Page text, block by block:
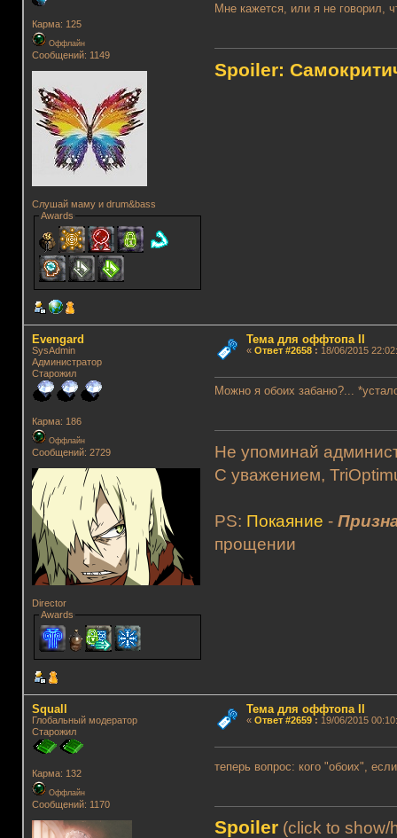
Карма: 125
Оффлайн
Сообщений: 1149
Слушай маму и drum&bass
Awards
Мне кажется, или я не говорил,
Spoiler:
Evengard
SysAdmin
Администратор
Старожил
Карма: 186
Оффлайн
Сообщений: 2729
Director
Awards
Тема для оффтопа II
« Ответ #2658: 18/06/2015
Можно я обоих забаню?...
Не упоминай
С уважением,
PS: Покаяние -
прощении
Squall
Глобальный модератор
Старожил
Карма: 132
Оффлайн
Сообщений: 1170
Тема для оффтопа II
« Ответ #2659: 19/06/2015
теперь вопрос: кого "обоих",
Spoiler (click to show/